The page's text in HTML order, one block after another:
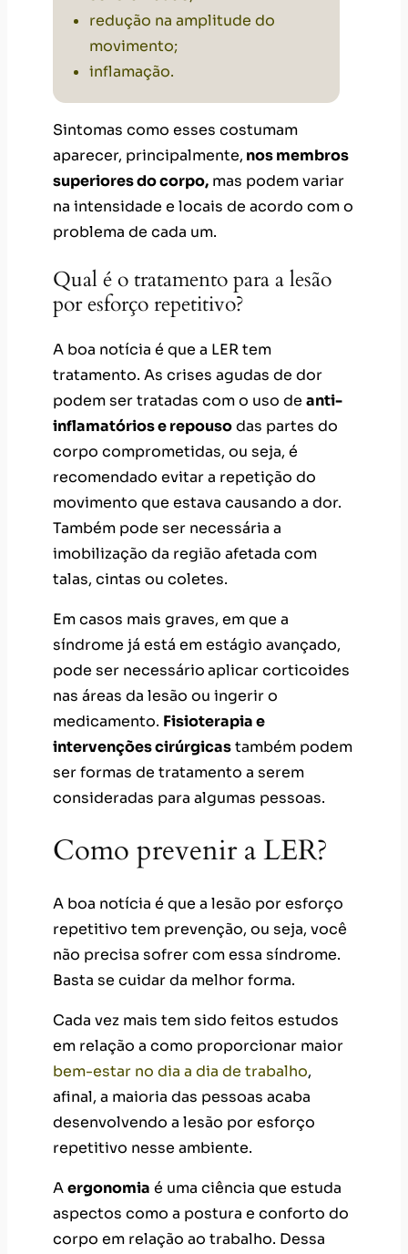
redução na amplitude do
movimento;
inflamação.
Sintomas como esses costumam
aparecer, principalmente, nos membros
superiores do corpo, mas podem variar
na intensidade e locais de acordo com o
problema de cada um.
Qual é o tratamento para a lesão
por esforço repetitivo?
A boa notícia é que a LER tem
tratamento. As crises agudas de dor
podem ser tratadas com o uso de anti-
inflamatórios e repousodas partes do
corpo comprometidas, ou seja, é
recomendado evitar a repetição do
movimento que estava causando a dor.
Também pode ser necessária a
imobilização da região afetada com
talas, cintas ou coletes.
Em casos mais graves, em que a
síndrome já está em estágio avançado,
pode ser necessárioaplicar corticoides
nas áreas da lesão ou ingerir o
medicamento. Fisioterapia e
intervenções cirúrgicastambém podem
ser formas de tratamento a serem
consideradas para algumas pessoas.
Como prevenir a LER?
A boa notícia é que a lesão por esforço
repetitivo tem prevenção, ou seja, você
não precisa sofrer com essa síndrome.
Basta se cuidar da melhor forma.
Cada vez mais tem sido feitos estudos
em relação a como proporcionar maior
bem-estar no dia a dia de trabalho,
afinal, a maioria das pessoas acaba
desenvolvendo a lesão por esforço
repetitivo nesse ambiente.
Aergonomia é uma ciência que estuda
aspectos como a postura e conforto do
corpo em relação ao trabalho. Dessa